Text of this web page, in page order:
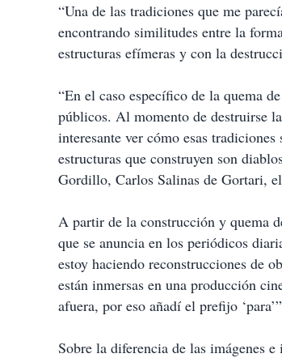
“Una de las tradiciones que me
encontrando similitudes entre la
estructuras efímeras y con la
“En el caso específico de la quema
públicos. Al momento de destruirse
interesante ver cómo esas
estructuras que construyen son
Gordillo, Carlos Salinas de Gortari,
A partir de la construcción y quema
que se anuncia en los periódicos
estoy haciendo reconstrucciones de
están inmersas en una producción
afuera, por eso añadí el prefijo
Sobre la diferencia de las imágenes